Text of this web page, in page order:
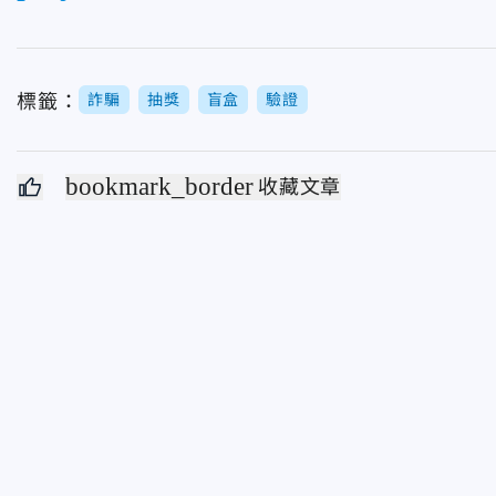
標籤： 詐騙 抽獎 盲盒 驗證
bookmark_border 收藏文章